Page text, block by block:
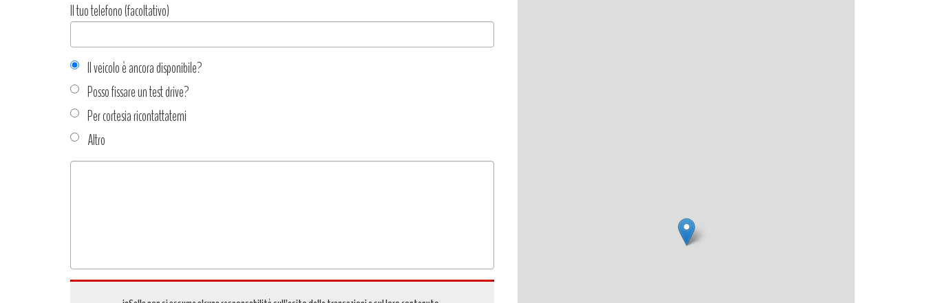
Il tuo telefono (facoltativo)
Il veicolo è ancora disponibile?
Posso fissare un test drive?
Per cortesia ricontattatemi
Altro
Tipo